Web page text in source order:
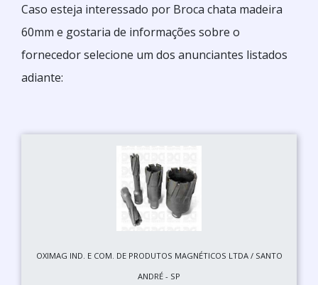
Caso esteja interessado por Broca chata madeira
60mm e gostaria de informações sobre o
fornecedor selecione um dos anunciantes listados
adiante:
OXIMAG IND. E COM. DE PRODUTOS MAGNÉTICOS LTDA / SANTO
ANDRÉ - SP